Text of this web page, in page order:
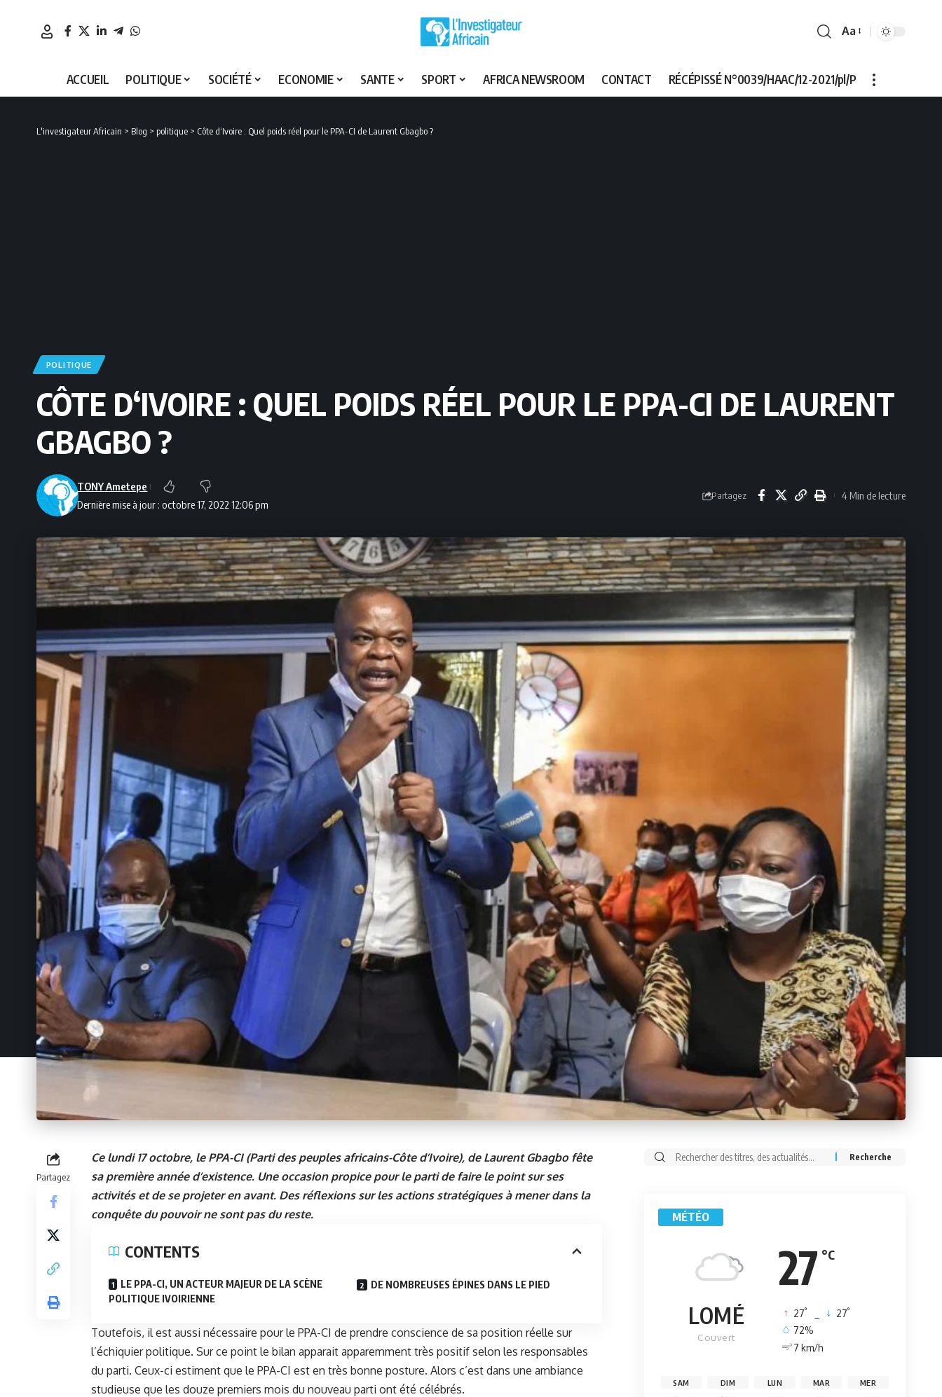
Font
Aa
ACCUEIL POLITIQUE SOCIÉTÉ ECONOMIE SANTE SPORT AFRICA NEWSROOM CONTACT RÉCÉPISSÉ N°0039/HAAC/12-2021/pl/P
L'investigateur Africain > Blog > politique > Côte d‘Ivoire : Quel poids réel pour le PPA-CI de Laurent Gbagbo ?
POLITIQUE
CÔTE D‘IVOIRE : QUEL POIDS RÉEL POUR LE PPA-CI DE LAURENT
GBAGBO ?
Dernière mise à jour : octobre 17, 2022 12:06 pm
TONY Ametepe
Partagez 4 Min de lecture
Partagez
Ce lundi 17 octobre, le PPA-CI (Parti des peuples africains-Côte d’Ivoire), de Laurent Gbagbo fête
sa première année d’existence. Une occasion propice pour le parti de faire le point sur ses
activités et de se projeter en avant. Des réflexions sur les actions stratégiques à mener dans la
conquête du pouvoir ne sont pas du reste.
CONTENTS
LE PPA-CI, UN ACTEUR MAJEUR DE LA SCÈNE
POLITIQUE IVOIRIENNE
DE NOMBREUSES ÉPINES DANS LE PIED
Toutefois, il est aussi nécessaire pour le PPA-CI de prendre conscience de sa position réelle sur
l’échiquier politique. Sur ce point le bilan apparait apparemment très positif selon les responsables
du parti. Ceux-ci estiment que le PPA-CI est en très bonne posture. Alors c’est dans une ambiance
studieuse que les douze premiers mois du nouveau parti ont été célébrés.
Rechercher:
MÉTÉO
27 °C
LOMÉ
Couvert
27° 27°
72%
7 km/h
SAM DIM LUN MAR MER